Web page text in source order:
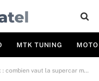
MTK TUNING
vaut la supercar mythique aujourd’hui ?